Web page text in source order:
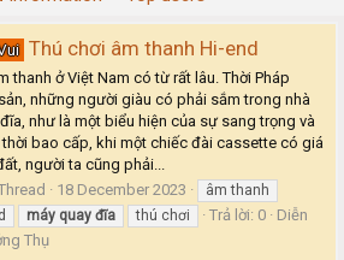
Thú chơi âm thanh Hi-end
thanh ở Việt Nam có từ rất lâu. Thời Pháp
những người giàu có phải sắm trong nhà
như là một biểu hiện của sự sang trọng và
bao cấp, khi một chiếc đài cassette có giá
người ta cũng phải...
18 December 2023
âm thanh
máy quay đĩa thú chơi Trả lời: 0
Diễn
Thụ